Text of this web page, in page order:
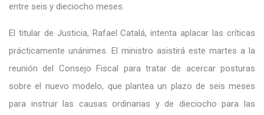
entre seis y dieciocho meses.
El titular de Justicia, Rafael Catalá, intenta aplacar las críticas
prácticamente unánimes. El ministro asistirá este martes a la
reunión del Consejo Fiscal para tratar de acercar posturas
sobre el nuevo modelo, que plantea un plazo de seis meses
para instruir las causas ordinarias y de dieciocho para las